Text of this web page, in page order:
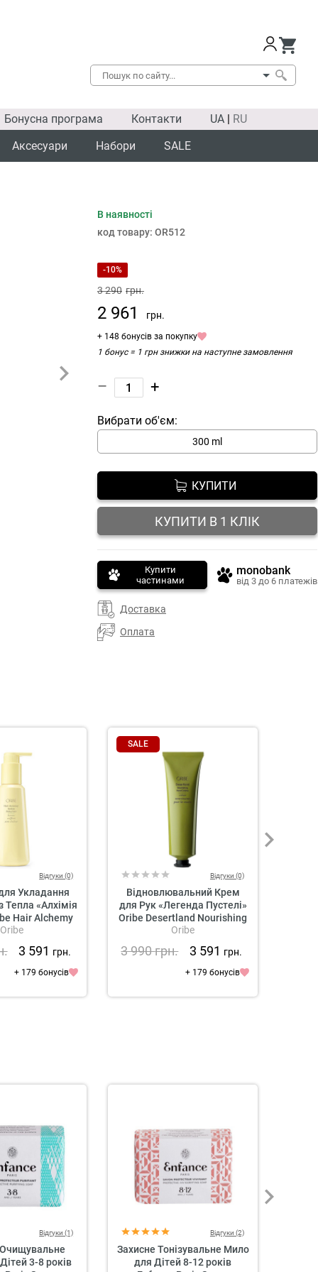
Бонусна програма Контакти UA | RU
Аксесуари Набори SALE
SALE
В наявності
код товару: OR512
-10%
3 290 грн.
2 961 грн.
+ 148 бонусів за покупку
1 бонус = 1 грн знижки на наступне замовлення
– +
Вибрати об'єм:
300 ml
КУПИТИ
КУПИТИ В 1 КЛІК
Купити
частинами
monobank
від 3 до 6 платежів
Доставка
Оплата
Відгуки (0)
Укладання
Тепла «Алхімія
Hair Alchemy
Styling Balm
Oribe
3 591 грн.
+ 179 бонусів
SALE
Відгуки (0)
Відновлювальний Крем
для Рук «Легенда Пустелі»
Oribe Desertland Nourishing
Hand Creme
Oribe
3 990грн. 3 591 грн.
+ 179 бонусів
Відгуки (1)
3-8 років
Відгуки (2)
Захисне Тонізувальне Мило
для Дітей 8-12 років